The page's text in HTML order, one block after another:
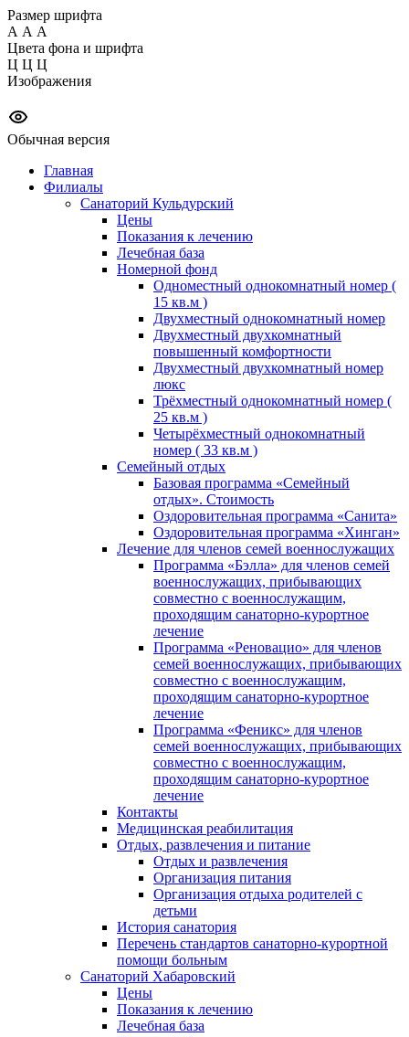
Размер шрифта
А А А
Цвета фона и шрифта
Ц Ц Ц
Изображения
Обычная версия
Главная
Филиалы
Санаторий Кульдурский
Цены
Показания к лечению
Лечебная база
Номерной фонд
Одноместный однокомнатный номер (
15 кв.м )
Двухместный однокомнатный номер
Двухместный двухкомнатный
повышенный комфортности
Двухместный двухкомнатный номер
люкс
Трёхместный однокомнатный номер (
25 кв.м )
Четырёхместный однокомнатный
номер ( 33 кв.м )
Семейный отдых
Базовая программа «Семейный
отдых». Стоимость
Оздоровительная программа «Санита»
Оздоровительная программа «Хинган»
Лечение для членов семей военнослужащих
Программа «Бэлла» для членов семей
военнослужащих, прибывающих
совместно с военнослужащим,
проходящим санаторно-курортное
лечение
Программа «Реновацио» для членов
семей военнослужащих, прибывающих
совместно с военнослужащим,
проходящим санаторно-курортное
лечение
Программа «Феникс» для членов
семей военнослужащих, прибывающих
совместно с военнослужащим,
проходящим санаторно-курортное
лечение
Контакты
Медицинская реабилитация
Отдых, развлечения и питание
Отдых и развлечения
Организация питания
Организация отдыха родителей с
детьми
История санатория
Перечень стандартов санаторно-курортной
помощи больным
Санаторий Хабаровский
Цены
Показания к лечению
Лечебная база